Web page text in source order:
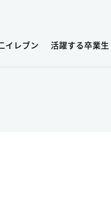
イレブン 活躍する卒業生